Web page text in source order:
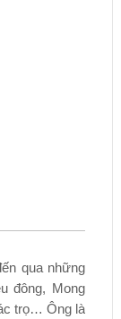
qua những
đông, Mong
trọ… Ông là